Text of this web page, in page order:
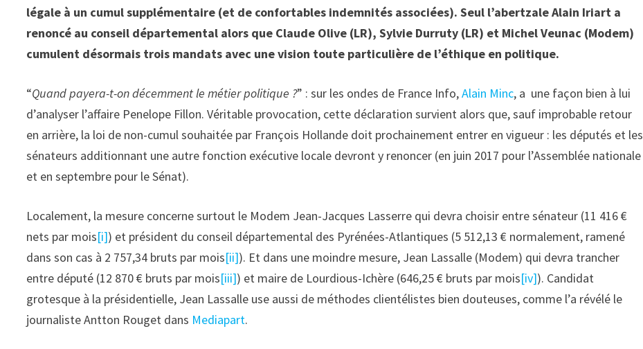
légale à un cumul supplémentaire (et de confortables indemnités associées). Seul l’abertzale Alain Iriart a
renoncé au conseil départemental alors que Claude Olive (LR), Sylvie Durruty (LR) et Michel Veunac (Modem)
cumulent désormais trois mandats avec une vision toute particulière de l’éthique en politique.
“Quand payera-t-on décemment le métier politique ?” : sur les ondes de France Info,Alain Minc, a une façon bien à lui
d’analyser l’affaire Penelope Fillon. Véritable provocation, cette déclaration survient alors que, sauf improbable retour
en arrière, la loi de non-cumul souhaitée par François Hollande doit prochainement entrer en vigueur : les députés et les
sénateurs additionnant une autre fonction exécutive locale devront y renoncer (en juin 2017 pour l’Assemblée nationale
et en septembre pour le Sénat).
Localement, la mesure concerne surtout le Modem Jean-Jacques Lasserre qui devra choisir entre sénateur (11 416 €
nets par mois[i]) et président du conseil départemental des Pyrénées-Atlantiques (5 512,13 € normalement, ramené
dans son cas à 2 757,34 bruts par mois[ii]). Et dans une moindre mesure, Jean Lassalle (Modem) qui devra trancher
entre député (12 870 € bruts par mois[iii]) et maire de Lourdious-Ichère (646,25 € bruts par mois[iv]). Candidat
grotesque à la présidentielle, Jean Lassalle use aussi de méthodes clientélistes bien douteuses, comme l’a révélé le
journaliste Antton Rouget dans Mediapart.